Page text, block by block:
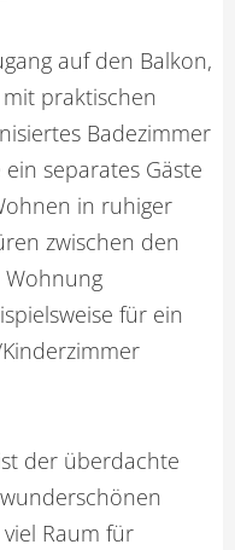
auf den Balkon,
praktischen
Badezimmer
separates Gäste
in ruhiger
zwischen den
Wohnung
für ein
der überdachte
Raum für